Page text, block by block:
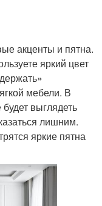
акценты и пятна.
яркий цвет
мебели. В
выглядеть
лишним.
яркие пятна